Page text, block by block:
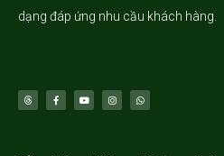
dạng đáp ứng nhu cầu khách hàng.